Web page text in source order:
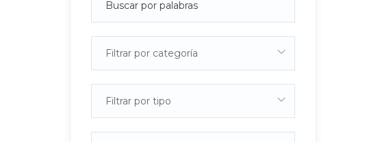
Filtrar por categoría
Filtrar por tipo